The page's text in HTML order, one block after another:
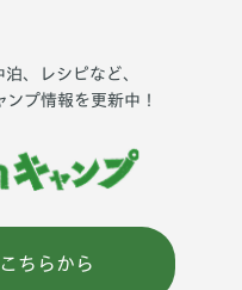
、レシピなど、
プ情報を更新中！
ちらから